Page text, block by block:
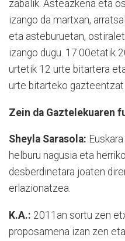
zabalik. Asteazkena eta
izango da martxan,
eta asteburuetan,
izango dugu. 17:00etatik
urtetik 12 urte bitartera
urte bitarteko gazteentzat
Zein da Gaztelekuaren
Sheyla Sarasola:
helburu nagusia eta
desberdinetara joaten
erlazionatzea.
K.A.: 2011an sortu zen
proposamena izan zen